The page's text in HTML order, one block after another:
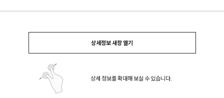
상세정보 새창 열기
상세 정보를 확대해 보실 수 있습니다.